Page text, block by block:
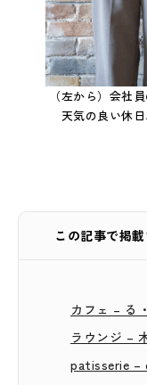
（左から）会社
天気の良い休
この記事で掲
カフェ – る
ラウンジ –
patisserie –